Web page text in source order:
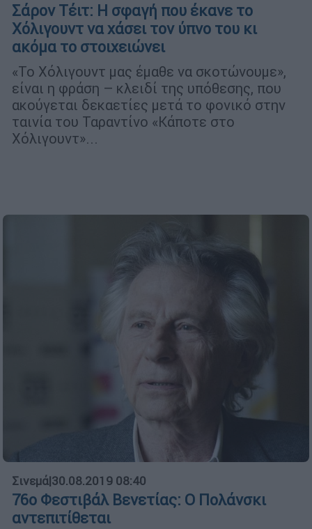
Σάρον Τέιτ: Η σφαγή που έκανε το
Χόλιγουντ να χάσει τον ύπνο του κι
ακόμα το στοιχειώνει
«Το Χόλιγουντ μας έμαθε να σκοτώνουμε»,
είναι η φράση – κλειδί της υπόθεσης, που
ακούγεται δεκαετίες μετά το φονικό στην
ταινία του Ταραντίνο «Κάποτε στο
Χόλιγουντ»...
Σινεμά|30.08.2019 08:40
76ο Φεστιβάλ Βενετίας: Ο Πολάνσκι
αντεπιτίθεται